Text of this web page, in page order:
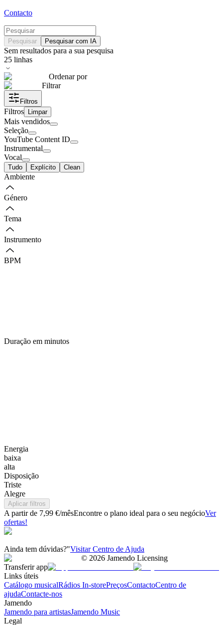
Contacto
Pesquisar Pesquisar com IA
Sem resultados para a sua pesquisa
25 linhas
Ordenar por
Filtrar
Filtros
Filtros Limpar
Mais vendidos
Seleção
YouTube Content ID
Instrumental
Vocal
Tudo Explícito Clean
Ambiente
Género
Tema
Instrumento
BPM
Duração em minutos
Energia
baixa
alta
Disposição
Triste
Alegre
Aplicar filtros
A partir de 7,99 €/mêsEncontre o plano ideal para o seu negócioVer
ofertas!
Ainda tem dúvidas?"Visitar Centro de Ajuda
© 2026 Jamendo Licensing
Transferir app
Links úteis
Catálogo musicalRádios In-storePreçosContactoCentro de
ajudaContacte-nos
Jamendo
Jamendo para artistasJamendo Music
Legal